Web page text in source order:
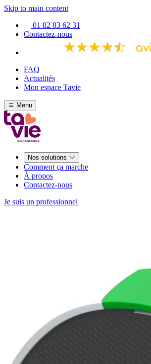
Skip to main content
01 82 83 62 31
Contactez-nous
FAQ
Actualités
Mon espace Tavie
Menu
Nos solutions
Comment ça marche
À propos
Contactez-nous
Je suis un professionnel